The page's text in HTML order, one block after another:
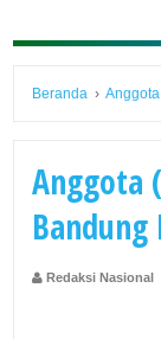
Beranda ›
Anggota
Bandung
Redaksi Nasional